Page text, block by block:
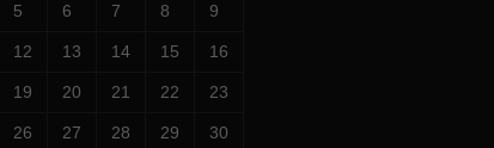
5 6 7 8 9
12 13 14 15 16
19 20 21 22 23
26 27 28 29 30